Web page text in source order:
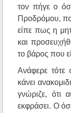
τον πήγε ο
Προδρόμου,
είπε πως η
και
το βάρος που
Ανάφερε τότε
κάνει
γνώριζε, ότι
εκφράσει. Ο